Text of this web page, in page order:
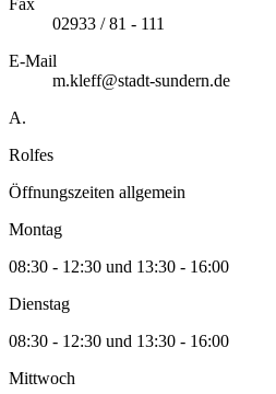
Fax
02933 / 81 - 111
E-Mail
m.kleff@stadt-sundern.de
A.
Rolfes
Öffnungszeiten allgemein
Montag
08:30 - 12:30 und 13:30 - 16:00
Dienstag
08:30 - 12:30 und 13:30 - 16:00
Mittwoch